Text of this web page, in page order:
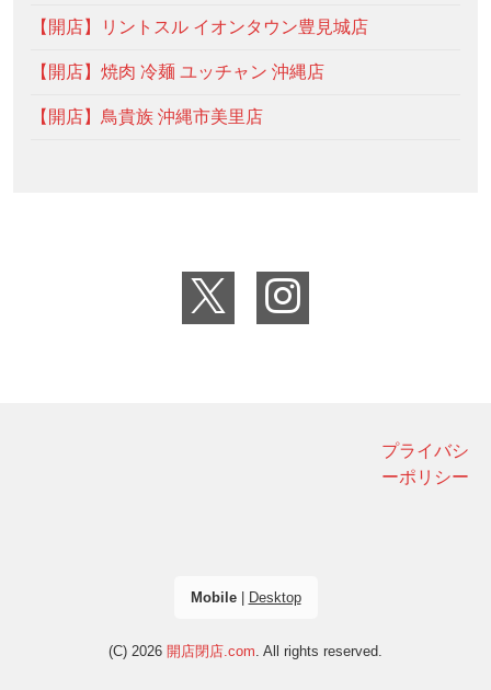
【開店】リントスル イオンタウン豊見城店
【開店】焼肉 冷麺 ユッチャン 沖縄店
【開店】鳥貴族 沖縄市美里店
プライバシ
ーポリシー
Mobile| Desktop
(C) 2026 開店閉店.com . All rights reserved.